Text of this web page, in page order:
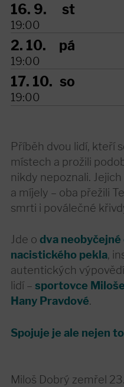
16. 9.
19:00
st
2. 10.
19:00
pá
17. 10.
19:00
so
Příběh dvou lidí, kteří
místech a prožili
nikdy nepoznali.
a míjely – oba přežili
smrti i poválečné
Jde odva
nacistického pekla,
autentických
lidí –sportovce
Hany Pravdové.
Spojuje je ale nejen
Miloš Dobrý zemřel